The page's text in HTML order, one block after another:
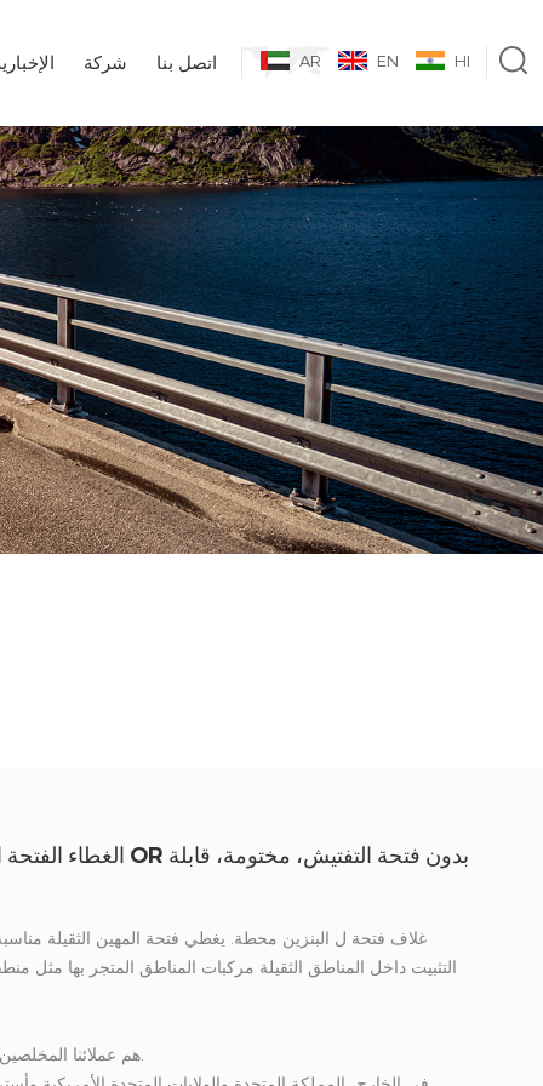
AR EN HI شركة اتصل بنا
التثبيت داخل المناطق الثقيلة مركبات المناطق المتجر بها مثل
في الصين، بتروكينا و Sinopec هم عملائنا المخلصين للكثيرين سنوات.